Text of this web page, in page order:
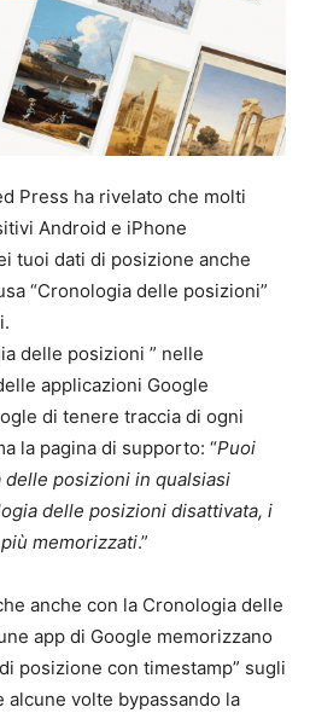
Press ha rivelato che molti
Android e iPhone
tuoi dati di posizione anche
“Cronologia delle posizioni”
delle posizioni ” nelle
applicazioni Google
di tenere traccia di ogni
la pagina di supporto: “Puoi
posizioni in qualsiasi
delle posizioni disattivata, i
memorizzati.”
anche con la Cronologia delle
app di Google memorizzano
posizione con timestamp” sugli
volte bypassando la